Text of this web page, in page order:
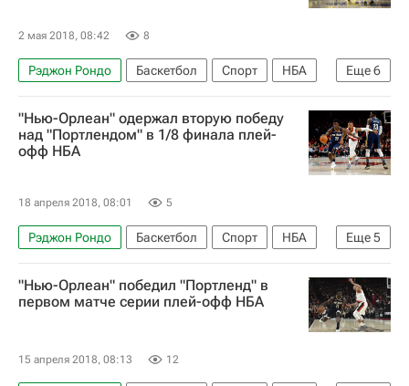
2 мая 2018, 08:42 8
Еще6
Рэджон Рондо Баскетбол Спорт
НБА
Нью-Орлеан Пеликанс
Голден Стэйт Уорриорз
Дрэймонд Грин
Стефен Карри
"Нью-Орлеан" одержал вторую победу
над "Портлендом" в 1/8 финала плей-
офф НБА
18 апреля 2018, 08:01 5
Еще5
Рэджон Рондо Баскетбол Спорт
НБА
Портленд Трэйл Блэйзерс
Нью-Орлеан Пеликанс
Си Джей Макколлум
"Нью-Орлеан" победил "Портленд" в
первом матче серии плей-офф НБА
15 апреля 2018, 08:13 12